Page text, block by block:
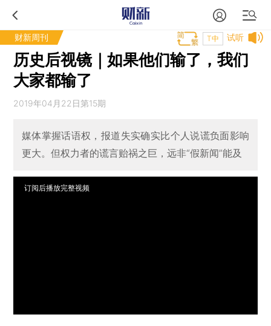
财新周刊 试听
T中
历史后视镜｜如果他们输了，我们
大家都输了
2019年04月22日第15期
媒体掌握话语权，报道失实确实比个人说谎负面影响
更大。但权力者的谎言贻祸之巨，远非“假新闻”能及
订阅后播放完整视频